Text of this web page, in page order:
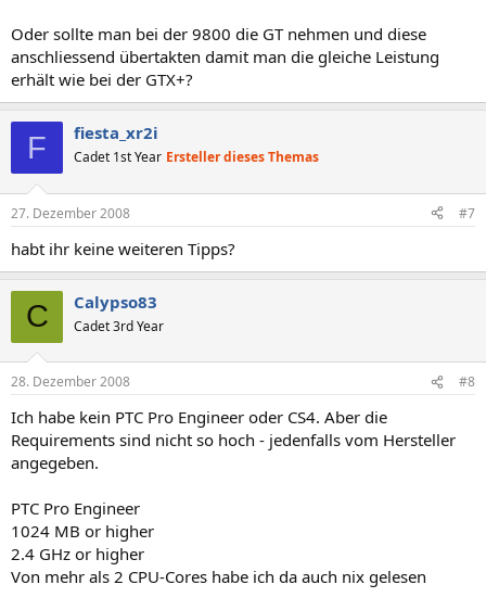
Oder sollte man bei der 9800 die GT nehmen und diese
anschliessend übertakten damit man die gleiche Leistung
erhält wie bei der GTX+?
F fiesta_xr2i
Cadet 1st Year Ersteller dieses Themas
27. Dezember 2008 #7
habt ihr keine weiteren Tipps?
C Calypso83
Cadet 3rd Year
28. Dezember 2008 #8
Ich habe kein PTC Pro Engineer oder CS4. Aber die
Requirements sind nicht so hoch - jedenfalls vom Hersteller
angegeben.
PTC Pro Engineer
1024 MB or higher
2.4 GHz or higher
Von mehr als 2 CPU-Cores habe ich da auch nix gelesen